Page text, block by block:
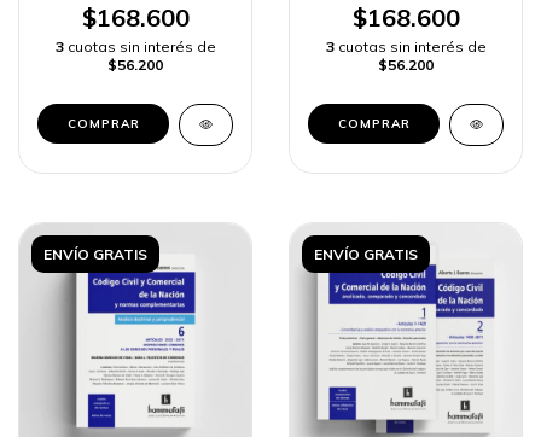
$168.600
3 cuotas sin interés de
$56.200
COMPRAR
$168.600
3 cuotas sin interés de
$56.200
COMPRAR
ENVÍO GRATIS ENVÍO GRATIS